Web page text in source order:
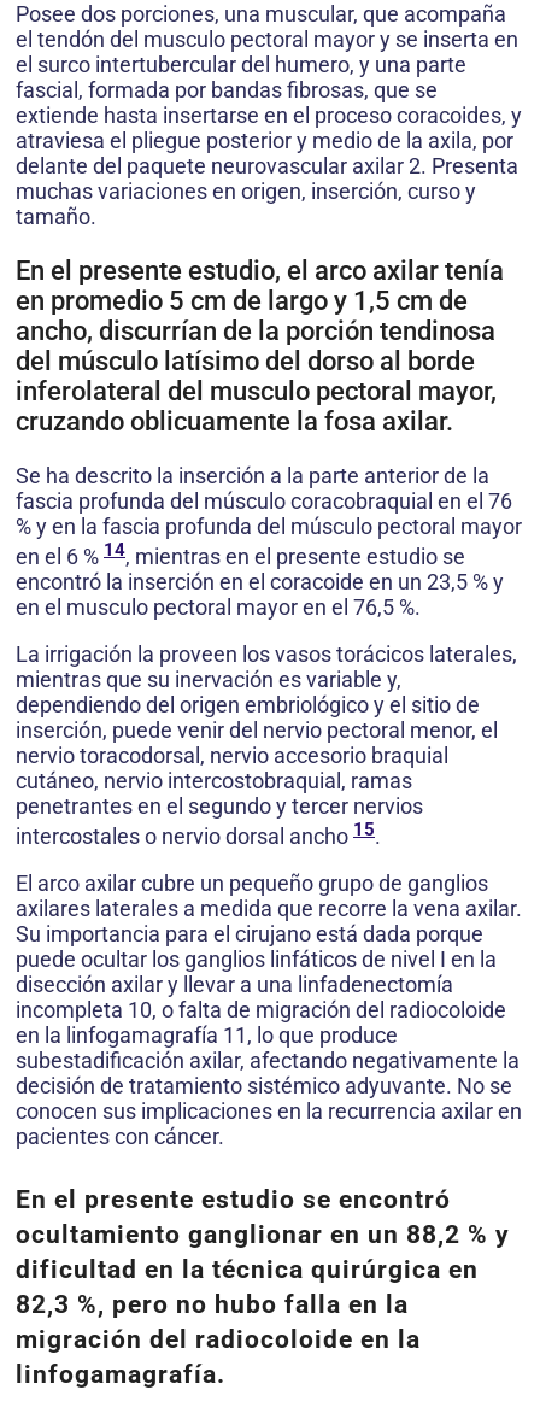
Posee dos porciones, una muscular, que acompaña
el tendón del musculo pectoral mayor y se inserta en
el surco intertubercular del humero, y una parte
fascial, formada por bandas fibrosas, que se
extiende hasta insertarse en el proceso coracoides, y
atraviesa el pliegue posterior y medio de la axila, por
delante del paquete neurovascular axilar 2. Presenta
muchas variaciones en origen, inserción, curso y
tamaño.
En el presente estudio, el arco axilar tenía
en promedio 5 cm de largo y 1,5 cm de
ancho, discurrían de la porción tendinosa
del músculo latísimo del dorso al borde
inferolateral del musculo pectoral mayor,
cruzando oblicuamente la fosa axilar.
Se ha descrito la inserción a la parte anterior de la
fascia profunda del músculo coracobraquial en el 76
% y en la fascia profunda del músculo pectoral mayor
en el 6 % 14, mientras en el presente estudio se
encontró la inserción en el coracoide en un 23,5 % y
en el musculo pectoral mayor en el 76,5 %.
La irrigación la proveen los vasos torácicos laterales,
mientras que su inervación es variable y,
dependiendo del origen embriológico y el sitio de
inserción, puede venir del nervio pectoral menor, el
nervio toracodorsal, nervio accesorio braquial
cutáneo, nervio intercostobraquial, ramas
penetrantes en el segundo y tercer nervios
intercostales o nervio dorsal ancho 15.
El arco axilar cubre un pequeño grupo de ganglios
axilares laterales a medida que recorre la vena axilar.
Su importancia para el cirujano está dada porque
puede ocultar los ganglios linfáticos de nivel I en la
disección axilar y llevar a una linfadenectomía
incompleta 10, o falta de migración del radiocoloide
en la linfogamagrafía 11, lo que produce
subestadificación axilar, afectando negativamente la
decisión de tratamiento sistémico adyuvante. No se
conocen sus implicaciones en la recurrencia axilar en
pacientes con cáncer.
En el presente estudio se encontró
ocultamiento ganglionar en un 88,2 % y
dificultad en la técnica quirúrgica en
82,3 %, pero no hubo falla en la
migración del radiocoloide en la
linfogamagrafía.